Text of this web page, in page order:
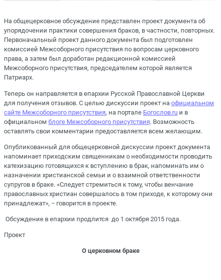
На общецерковное обсуждение представлен проект документа об
упорядочении практики совершения браков, в частности, повторных.
Первоначальный проект данного документа был подготовлен
комиссией Межсоборного присутствия по вопросам церковного
права, а затем был доработан редакционной комиссией
Межсоборного присутствия, председателем которой является
Патриарх.
Теперь он направляется в епархии Русской Православной Церкви
для получения отзывов. С целью дискуссии проект на официальном
сайте Межсоборного присутствия, на портале Богослов.ru и в
официальном блоге Межсоборного присутствия. Возможность
оставлять свои комментарии предоставляется всем желающим.
Опубликованный для общецерковной дискуссии проект документа
напоминает приходским священникам о необходимости проводить
катехизацию готовящихся к вступлению в брак, напоминать им о
назначении христианской семьи и о взаимной ответственности
супругов в браке. «Следует стремиться к тому, чтобы венчание
православных христиан совершалось в том приходе, к которому они
принадлежат», − говорится в проекте.
Обсуждение в епархии продлится до 1 октября 2015 года.
Проект
О церковном браке